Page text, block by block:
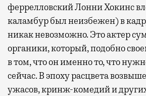
феррелловский Лонни Хокинс
каламбур был неизбежен) в
никак невозможно. Это актер
органики, который, подобно
в том, что он именно то, что
сейчас. В эпоху расцвета
ужасов, кринж-комедий и